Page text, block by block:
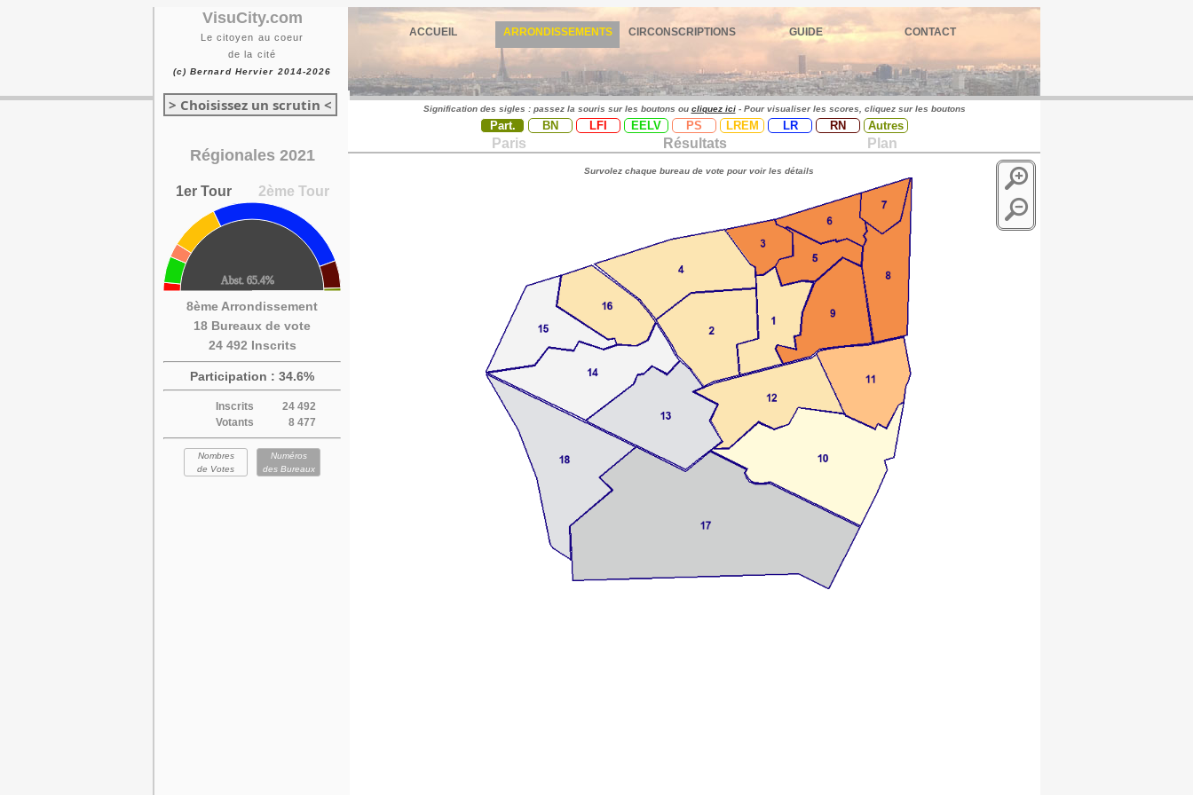
VisuCity.com
Le citoyen au coeur
de la cité
(c) Bernard Hervier 2014-2026
ACCUEIL ARRONDISSEMENTS CIRCONSCRIPTIONS GUIDE CONTACT
> Choisissez un scrutin <
Régionales 2021
1er Tour 2ème Tour
8ème Arrondissement
18 Bureaux de vote
24 492 Inscrits
Participation : 34.6%
Inscrits
24 492
Votants
8 477
Nombres
de Votes
Numéros
des Bureaux
Signification des sigles : passez la souris sur les boutons ou cliquez ici- Pour visualiser les scores, cliquez sur les boutons
Part. BN LFI EELV PS LREM LR RN Autres
Paris Résultats Plan
Survolez chaque bureau de vote pour voir les détails